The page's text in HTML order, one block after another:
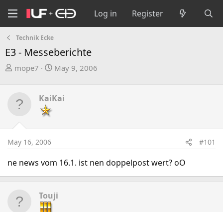
Log in Register
Technik Ecke
E3 - Messeberichte
T
e
d
t
r
t
r
mope7
S
r
May 9, 2006
KaiKai
May 16, 2006 #101
ne news vom 16.1. ist nen doppelpost wert? oO
Touji